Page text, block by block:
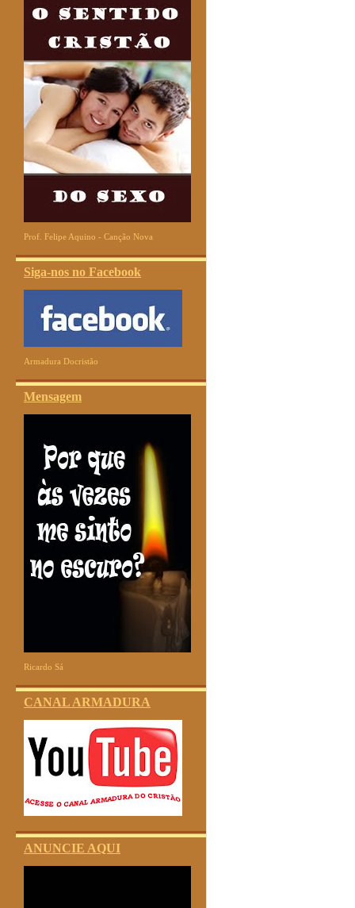
Prof. Felipe Aquino - Canção Nova
Siga-nos no Facebook
Armadura Docristão
Mensagem
Ricardo Sá
CANAL ARMADURA
ANUNCIE AQUI